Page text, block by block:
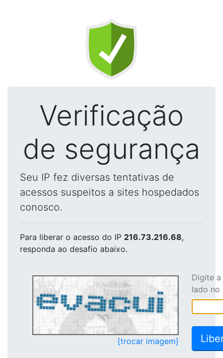
Verificação
de segurança
Seu IP fez diversas tentativas de
acessos suspeitos a sites hospedados
conosco.
Para liberar o acesso do IP 216.73.216.68,
responda ao desafio abaixo.
[trocar imagem]
Digite
lado no